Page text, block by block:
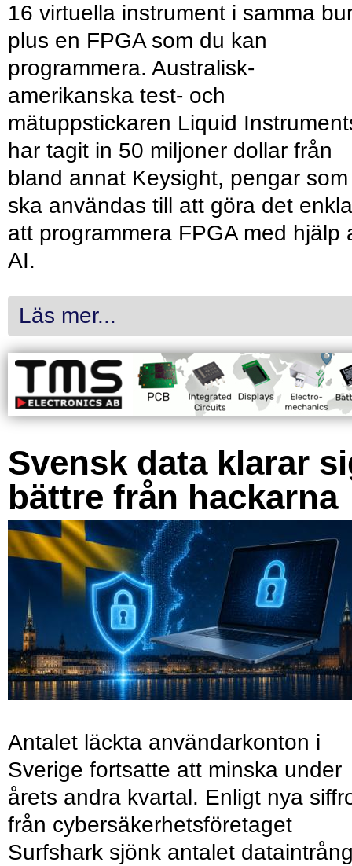
16 virtuella instrument i samma
plus en FPGA som du kan
programmera. Australisk-
amerikanska test- och
mätuppstickaren Liquid
har tagit in 50 miljoner dollar från
bland annat Keysight, pengar som
ska användas till att göra det
att programmera FPGA med hjälp
AI.
Läs mer...
Svensk data klarar
bättre från hackarna
Antalet läckta användarkonton i
Sverige fortsatte att minska under
årets andra kvartal. Enligt nya
från cybersäkerhetsföretaget
Surfshark sjönk antalet